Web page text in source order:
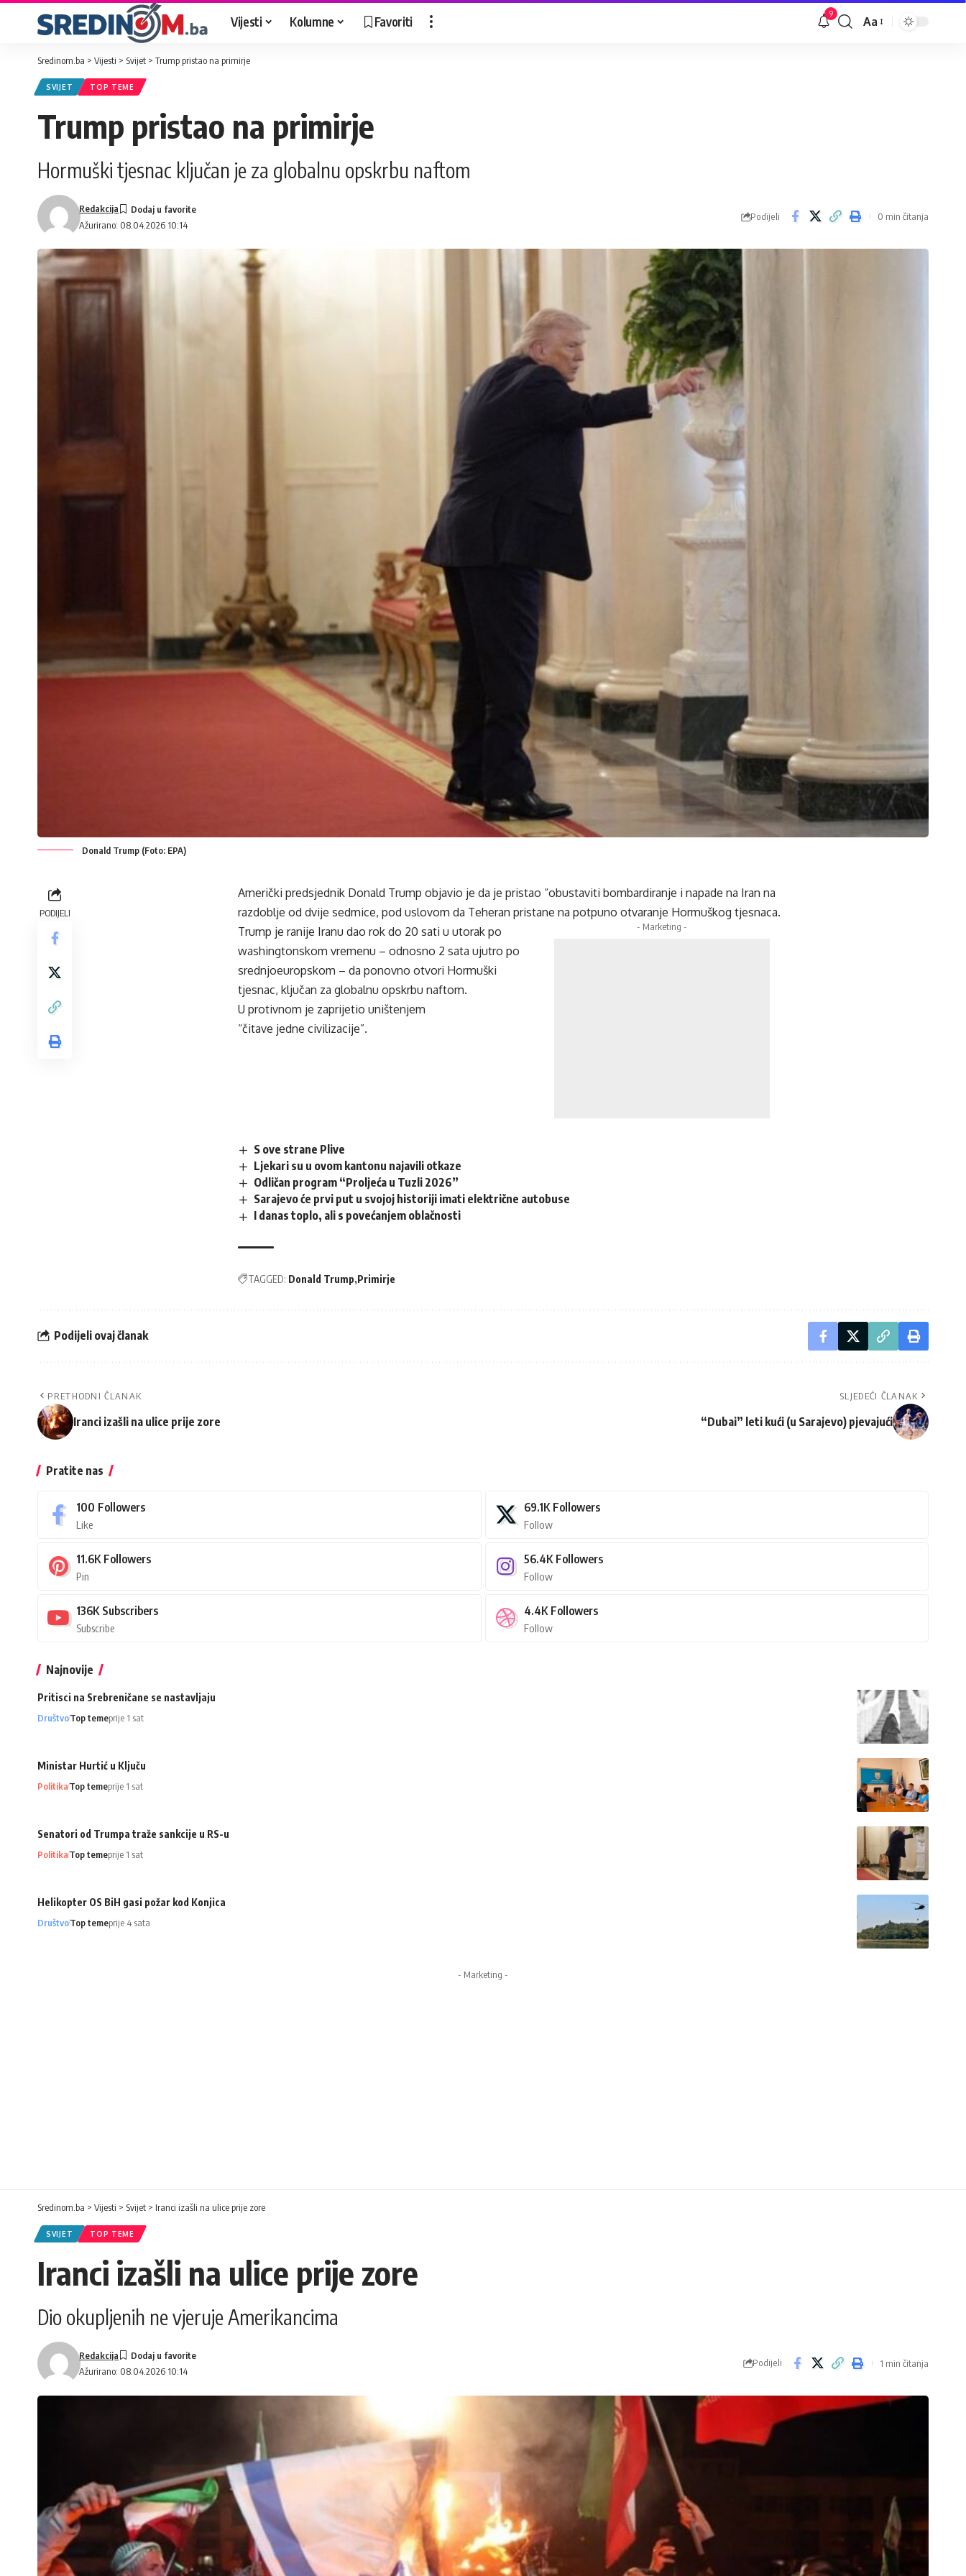
Vijesti Kolumne Favoriti 9
Veličina
Aa
Sredinom.ba > Vijesti > Svijet > Trump pristao na primirje
SVIJET TOP TEME
Trump pristao na primirje
Hormuški tjesnac ključan je za globalnu opskrbu naftom
Ažurirano: 08.04.2026 10:14
Redakcija
Podijeli 0 min čitanja
Donald Trump (Foto: EPA)
PODIJELI
Američki predsjednik Donald Trump objavio je da je pristao “obustaviti bombardiranje i napade na Iran na
razdoblje od dvije sedmice, pod uslovom da Teheran pristane na potpuno otvaranje Hormuškog tjesnaca.
- Marketing -
Trump je ranije Iranu dao rok do 20 sati u utorak po
washingtonskom vremenu – odnosno 2 sata ujutro po
srednjoeuropskom – da ponovno otvori Hormuški
tjesnac, ključan za globalnu opskrbu naftom.
U protivnom je zaprijetio uništenjem
“čitave jedne civilizacije”.
S ove strane Plive
Ljekari su u ovom kantonu najavili otkaze
Odličan program “Proljeća u Tuzli 2026”
Sarajevo će prvi put u svojoj historiji imati električne autobuse
I danas toplo, ali s povećanjem oblačnosti
TAGGED: Donald Trump Primirje
Podijeli ovaj članak
PRETHODNI ČLANAK
Iranci izašli na ulice prije zore
SLJEDEĆI ČLANAK
“Dubai” leti kući (u Sarajevo) pjevajući
Pratite nas
100 Followers
Like
69.1K Followers
Follow
11.6K Followers
Pin
56.4K Followers
Follow
136K Subscribers
Subscribe
4.4K Followers
Follow
Najnovije
Pritisci na Srebreničane se nastavljaju
DruštvoTop temeprije 1 sat
Ministar Hurtić u Ključu
PolitikaTop temeprije 1 sat
Senatori od Trumpa traže sankcije u RS-u
PolitikaTop temeprije 1 sat
Helikopter OS BiH gasi požar kod Konjica
DruštvoTop temeprije 4 sata
- Marketing -
Sredinom.ba > Vijesti > Svijet > Iranci izašli na ulice prije zore
SVIJET TOP TEME
Iranci izašli na ulice prije zore
Dio okupljenih ne vjeruje Amerikancima
Ažurirano: 08.04.2026 10:14
Redakcija
Podijeli 1 min čitanja